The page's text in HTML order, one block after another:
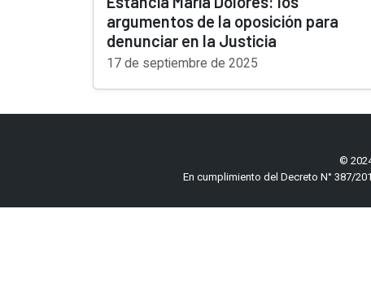
argumentos de la oposición para
denunciar en la Justicia
17 de septiembre de 2025
©
En cumplimiento del Decreto N° 387/